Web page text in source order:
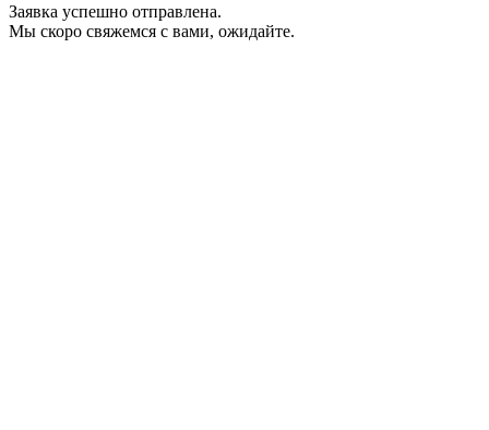
Заявка успешно отправлена.
Мы скоро свяжемся с вами, ожидайте.